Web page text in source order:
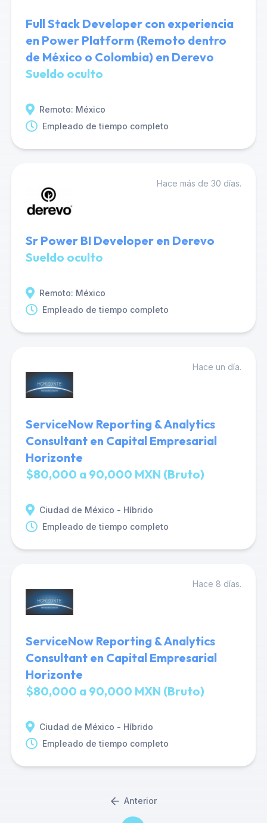
Full Stack Developer con experiencia
en Power Platform (Remoto dentro
de México o Colombia) en Derevo
Sueldo oculto
Remoto: México
Empleado de tiempo completo
Hace más de 30 días.
Sr Power BI Developer en Derevo
Sueldo oculto
Remoto: México
Empleado de tiempo completo
Hace un día.
ServiceNow Reporting & Analytics
Consultant en Capital Empresarial
Horizonte
$80,000 a 90,000 MXN (Bruto)
Ciudad de México - Híbrido
Empleado de tiempo completo
Hace 8 días.
ServiceNow Reporting & Analytics
Consultant en Capital Empresarial
Horizonte
$80,000 a 90,000 MXN (Bruto)
Ciudad de México - Híbrido
Empleado de tiempo completo
Anterior